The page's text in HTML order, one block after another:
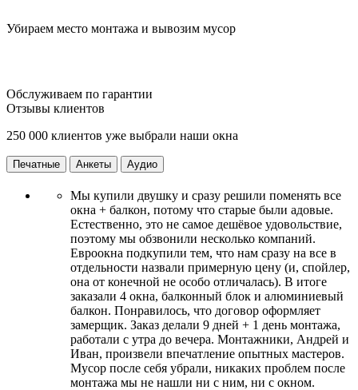
Убираем место монтажа и вывозим мусор
Обслуживаем по гарантии
Отзывы клиентов
250 000 клиентов уже выбрали наши окна
Печатные Анкеты Аудио
Мы купили двушку и сразу решили поменять все
окна + балкон, потому что старые были адовые.
Естественно, это не самое дешёвое удовольствие,
поэтому мы обзвонили несколько компаний.
Евроокна подкупили тем, что нам сразу на все в
отдельности назвали примерную цену (и, спойлер,
она от конечной не особо отличалась). В итоге
заказали 4 окна, балконный блок и алюминиевый
балкон. Понравилось, что договор оформляет
замерщик. Заказ делали 9 дней + 1 день монтажа,
работали с утра до вечера. Монтажники, Андрей и
Иван, произвели впечатление опытных мастеров.
Мусор после себя убрали, никаких проблем после
монтажа мы не нашли ни с ним, ни с окном.